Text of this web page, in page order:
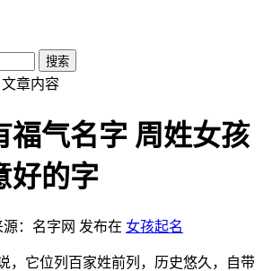
章内容
福气名字 周姓女孩
好的字
源：名字网 发布在 女孩起名
，它位列百家姓前列，历史悠久，自带